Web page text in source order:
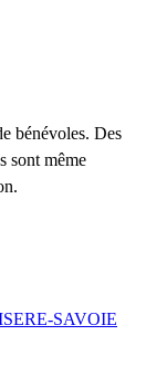
bénévoles. Des
sont même
SAVOIE